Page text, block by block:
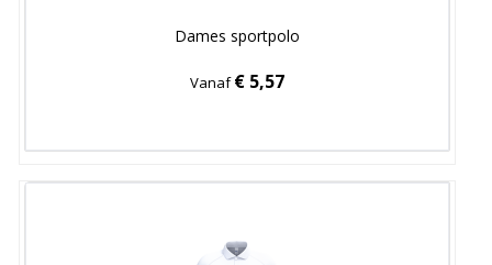
Dames sportpolo
Vanaf€ 5,57